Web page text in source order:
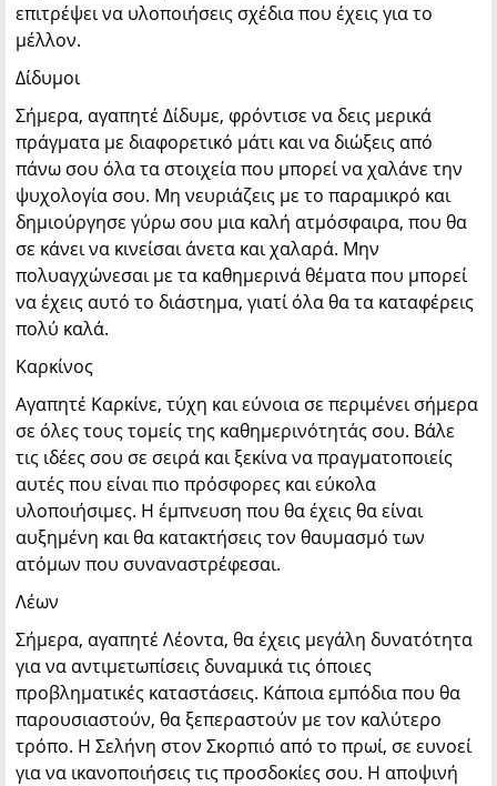
επιτρέψει να υλοποιήσεις σχέδια που έχεις για το
μέλλον.
Δίδυμοι
Σήμερα, αγαπητέ Δίδυμε, φρόντισε να δεις μερικά
πράγματα με διαφορετικό μάτι και να διώξεις από
πάνω σου όλα τα στοιχεία που μπορεί να χαλάνε την
ψυχολογία σου. Μη νευριάζεις με το παραμικρό και
δημιούργησε γύρω σου μια καλή ατμόσφαιρα, που θα
σε κάνει να κινείσαι άνετα και χαλαρά. Μην
πολυαγχώνεσαι με τα καθημερινά θέματα που μπορεί
να έχεις αυτό το διάστημα, γιατί όλα θα τα καταφέρεις
πολύ καλά.
Καρκίνος
Αγαπητέ Καρκίνε, τύχη και εύνοια σε περιμένει σήμερα
σε όλες τους τομείς της καθημερινότητάς σου. Βάλε
τις ιδέες σου σε σειρά και ξεκίνα να πραγματοποιείς
αυτές που είναι πιο πρόσφορες και εύκολα
υλοποιήσιμες. Η έμπνευση που θα έχεις θα είναι
αυξημένη και θα κατακτήσεις τον θαυμασμό των
ατόμων που συναναστρέφεσαι.
Λέων
Σήμερα, αγαπητέ Λέοντα, θα έχεις μεγάλη δυνατότητα
για να αντιμετωπίσεις δυναμικά τις όποιες
προβληματικές καταστάσεις. Κάποια εμπόδια που θα
παρουσιαστούν, θα ξεπεραστούν με τον καλύτερο
τρόπο. Η Σελήνη στον Σκορπιό από το πρωί, σε ευνοεί
για να ικανοποιήσεις τις προσδοκίες σου. Η αποψινή